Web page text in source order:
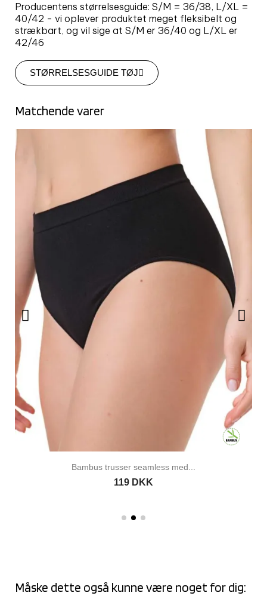
Producentens størrelsesguide: S/M = 36/38, L/XL =
40/42 - vi oplever produktet meget fleksibelt og
strækbart, og vil sige at S/M er 36/40 og L/XL er
42/46
STØRRELSESGUIDE TØJ
Matchende varer
Bambus trusser seamless med...
119 DKK
Måske dette også kunne være noget for dig: